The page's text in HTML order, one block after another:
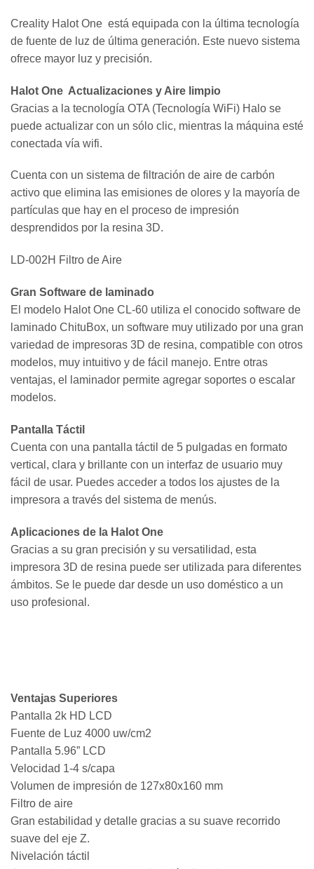
Creality Halot One está equipada con la última tecnología
de fuente de luz de última generación. Este nuevo sistema
ofrece mayor luz y precisión.
Halot One Actualizaciones y Aire limpio
Gracias a la tecnología OTA (Tecnología WiFi) Halo se
puede actualizar con un sólo clic, mientras la máquina esté
conectada vía wifi.
Cuenta con un sistema de filtración de aire de carbón
activo que elimina las emisiones de olores y la mayoría de
partículas que hay en el proceso de impresión
desprendidos por la resina 3D.
LD-002H Filtro de Aire
Gran Software de laminado
El modelo Halot One CL-60 utiliza el conocido software de
laminado ChituBox, un software muy utilizado por una gran
variedad de impresoras 3D de resina, compatible con otros
modelos, muy intuitivo y de fácil manejo. Entre otras
ventajas, el laminador permite agregar soportes o escalar
modelos.
Pantalla Táctil
Cuenta con una pantalla táctil de 5 pulgadas en formato
vertical, clara y brillante con un interfaz de usuario muy
fácil de usar. Puedes acceder a todos los ajustes de la
impresora a través del sistema de menús.
Aplicaciones de la Halot One
Gracias a su gran precisión y su versatilidad, esta
impresora 3D de resina puede ser utilizada para diferentes
ámbitos. Se le puede dar desde un uso doméstico a un
uso profesional.
Ventajas Superiores
Pantalla 2k HD LCD
Fuente de Luz 4000 uw/cm2
Pantalla 5.96” LCD
Velocidad 1-4 s/capa
Volumen de impresión de 127x80x160 mm
Filtro de aire
Gran estabilidad y detalle gracias a su suave recorrido
suave del eje Z.
Nivelación táctil